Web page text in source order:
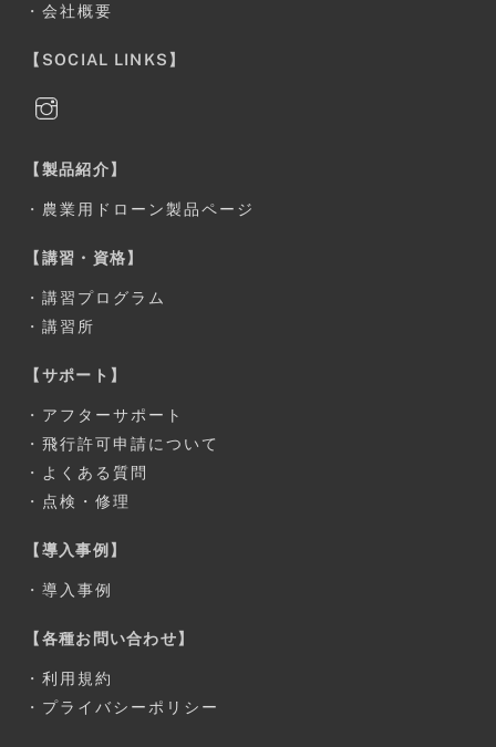
・会社概要
【SOCIAL LINKS】
【製品紹介】
・ 農業用ドローン製品ページ
【講習・資格】
・講習プログラム
・講習所
【サポート】
・ アフターサポート
・飛行許可申請について
・ よくある質問
・ 点検・修理
【導入事例】
・導入事例
【各種お問い合わせ】
・利用規約
・ プライバシーポリシー